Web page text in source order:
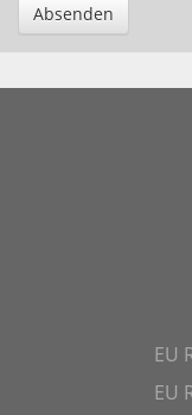
Absenden
EU
EU